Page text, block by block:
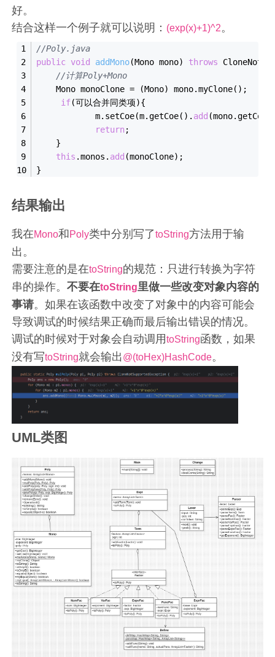
好。
结合这样一个例子就可以说明： (exp(x)+1)^2。
//Poly.java
public void addMono(Mono mono) throws
//计算Poly+Mono
    Mono monoClone = (Mono) mono.myClone();
if(可以合并同类项){
            m.setCoe(m.getCoe().
add
return;
    }
this .monos. add (monoClone);
}
结果输出
我在Mono和 Poly类中分别写了toString方法用于输
出。
需要注意的是在toString的规范：只进行转换为字符
串的操作。不要在toString里做一些改变对象内容的
事请。如果在该函数中改变了对象中的内容可能会
导致调试的时候结果正确而最后输出错误的情况。
调试的时候对于对象会自动调用toString函数，如果
没有写toString就会输出@(toHex)HashCode。
UML类图